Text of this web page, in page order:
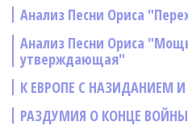
Анализ Песни Ориса
Анализ Песни Ориса
утверждающая"
К ЕВРОПЕ С НАЗИДАНИЕМ
РАЗДУМИЯ О КОНЦЕ ВОЙНЫ